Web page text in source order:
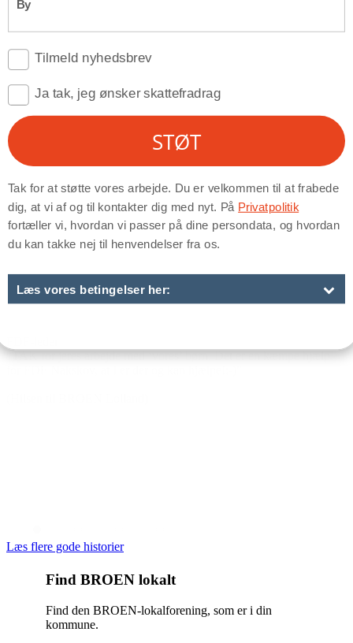
Den gode historie
“TAK for jeres arbejde med ‘vores’ børn. Det er en kæmpe hjælp
Læs flere gode historier
Find BROEN lokalt
Find den BROEN-lokalforening, som er i din
kommune.